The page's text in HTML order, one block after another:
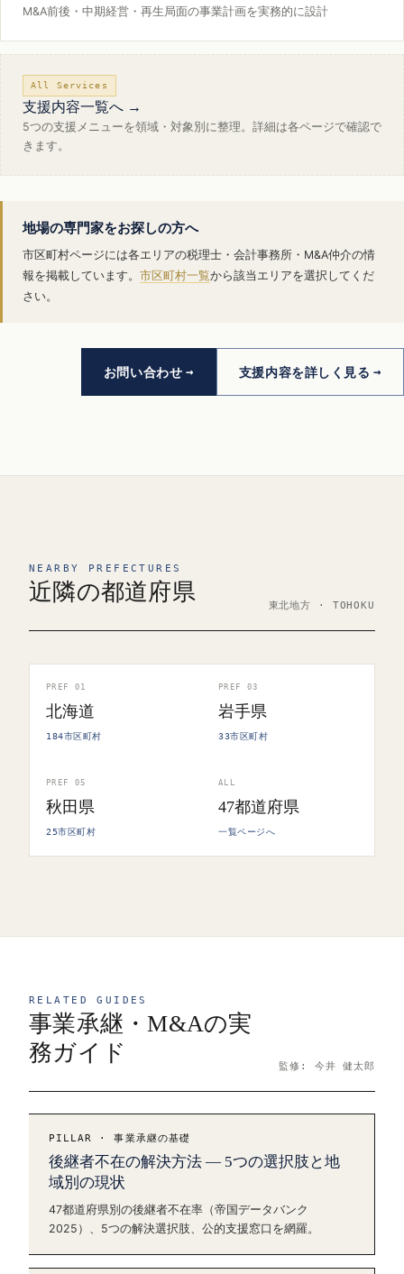
M&A前後・中期経営・再生局面の事業計画を実務的に設計
All Services
支援内容一覧へ →
5つの支援メニューを領域・対象別に整理。詳細は各ページで確認で
きます。
地場の専門家をお探しの方へ
市区町村ページには各エリアの税理士・会計事務所・M&A仲介の情
報を掲載しています。 市区町村一覧から該当エリアを選択してくだ
さい。
お問い合わせ 支援内容を詳しく見る
NEARBY PREFECTURES
近隣の都道府県
東北地方 · TOHOKU
PREF 01
北海道
184市区町村
PREF 03
岩手県
33市区町村
PREF 05
秋田県
25市区町村
ALL
47都道府県
一覧ページへ
RELATED GUIDES
事業承継・M&Aの実
務ガイド
監修: 今井 健太郎
PILLAR · 事業承継の基礎
後継者不在の解決方法 — 5つの選択肢と地
域別の現状
47都道府県別の後継者不在率（帝国データバンク
2025）、5つの解決選択肢、公的支援窓口を網羅。